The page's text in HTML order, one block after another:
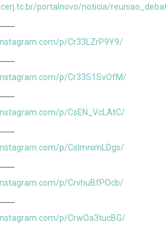
portalnovo/noticia/
p/Cr33LZrP9Y9/
p/Cr33S1SvOfM/
p/CsEN_VcLAtC/
p/CslmnimLDgs/
p/CrvhuBfPOcb/
p/CrwOa3tucBG/